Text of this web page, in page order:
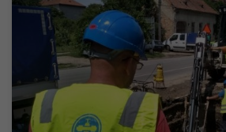
Грађевинска фирма је током извођења
Јеврејској улици оштетила цев јавне
чега је центар града без воде. Квар се
чије ће уклањање бити потребно више
следе радови на његовом отклањању.